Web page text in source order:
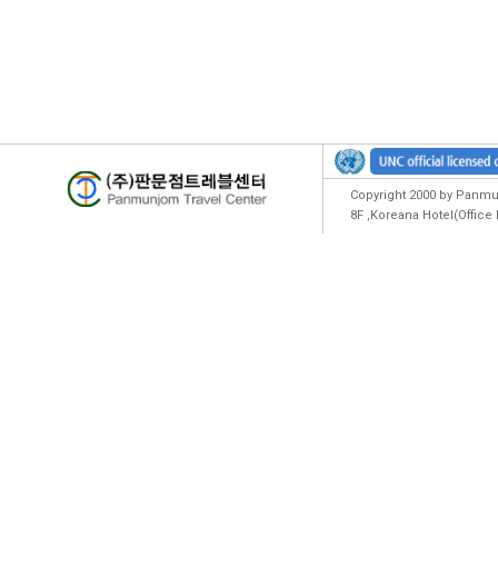
Copyright 2000 by
8F ,Koreana